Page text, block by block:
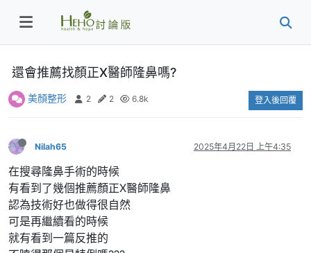
還會推薦找顏正X醫師隆鼻嗎?
美顏整形 2 2 6.8k 登入後回覆
Nilah65 2025年4月22日 上午4:35
在搜尋隆鼻手術的時候
有看到了幾個推薦顏正X醫師隆鼻
認為技術好也做得很自然
可是再繼續看的時候
就有看到一篇反推的